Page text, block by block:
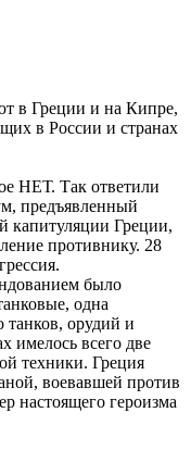
в Греции и на Кипре,
в России и странах
НЕТ. Так ответили
предъявленный
капитуляции Греции,
противнику. 28
было
одна
танков, орудий и
имелось всего две
техники. Греция
воевавшей против
настоящего героизма